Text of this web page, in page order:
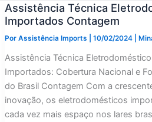
Assistência Técnica
Importados Contagem
Por Assistência Imports 10/02/2024
Assistência Técnica
Importados: Cobertura Nacional e
do Brasil Contagem Com a
inovação, os eletrodomésticos
cada vez mais espaço nos lares